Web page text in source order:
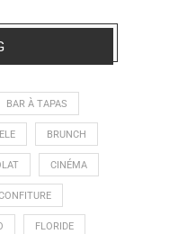
BAR À TAPAS
BRUNCH
CINÉMA
FLORIDE